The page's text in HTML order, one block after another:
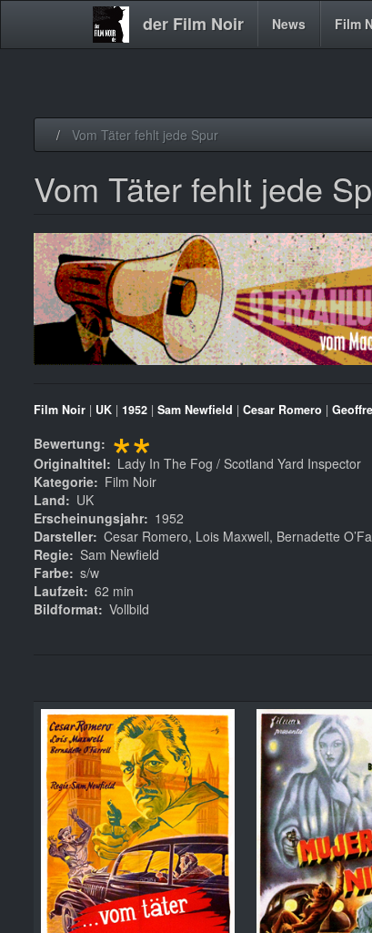
der Film Noir
Main News Film
Vom Täter fehlt jede Spur
Vom Täter fehlt jede
Film Noir | UK | 1952 | Sam Newfield | Cesar Romero |
Bewertung **
Originaltitel
Lady In The Fog / Scotland Yard Inspector
Kategorie
Film Noir
Land
UK
Erscheinungsjahr
1952
Darsteller Cesar Romero, Lois Maxwell, Bernadette
Regie Sam Newfield
Farbe s/w
Laufzeit 62 min
Bildformat Vollbild